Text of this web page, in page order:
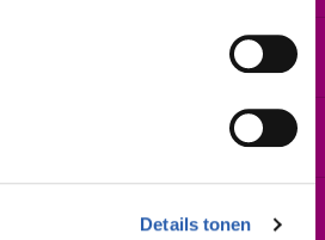
Details tonen
leerjaar. Dit is een vrijwillige